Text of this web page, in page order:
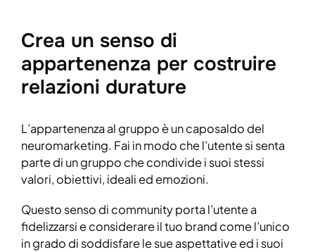
Crea un senso di
appartenenza per costruire
relazioni durature
L’appartenenza al gruppo è un caposaldo del
neuromarketing. Fai in modo che l’utente si senta
parte di un gruppo che condivide i suoi stessi
valori, obiettivi, ideali ed emozioni.
Questo senso di community porta l’utente a
fidelizzarsi e considerare il tuo brand come l’unico
in grado di soddisfare le sue aspettative ed i suoi